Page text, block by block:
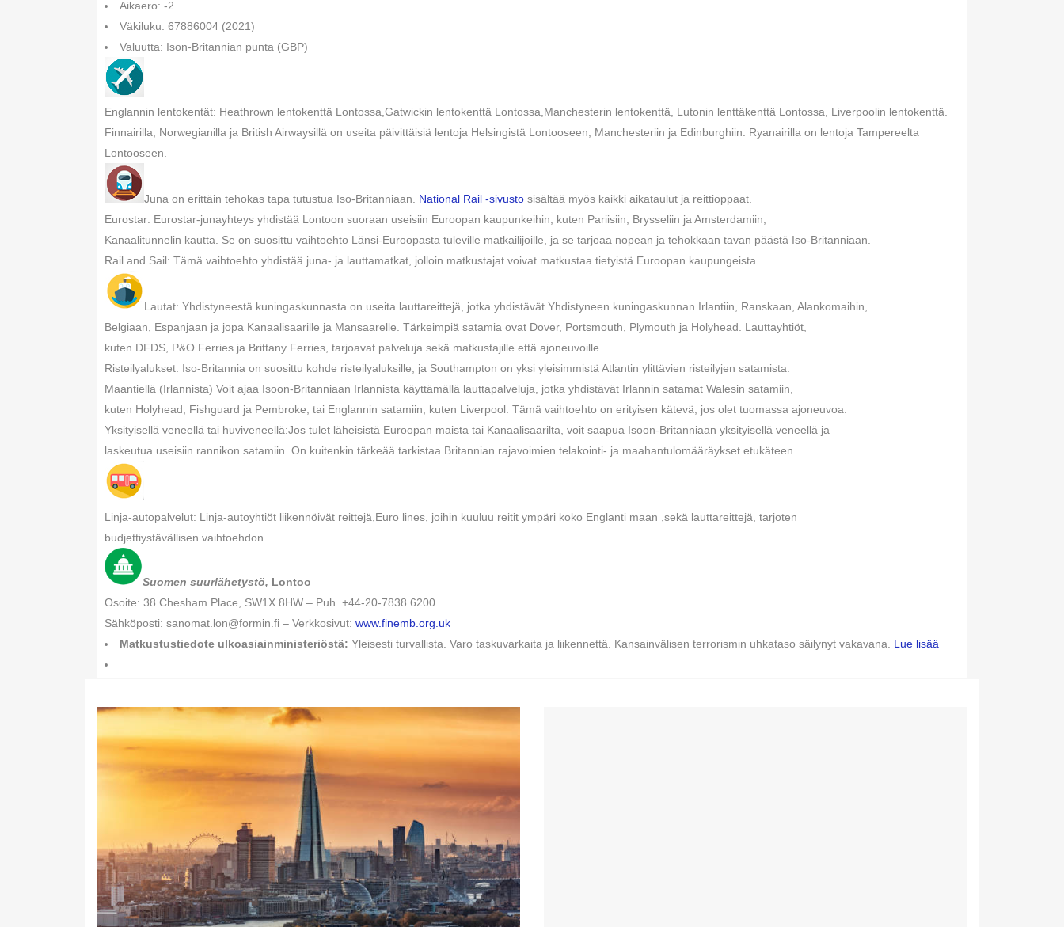
Aikaero: -2
Väkiluku: 67886004 (2021)
Valuutta: Ison-Britannian punta (GBP)
Englannin lentokentät: Heathrown lentokenttä Lontossa,Gatwickin lentokenttä Lontossa,Manchesterin lentokenttä, Lutonin lenttäkenttä Lontossa, Liverpoolin lentokenttä.
Finnairilla, Norwegianilla ja British Airwaysillä on useita päivittäisiä lentoja Helsingistä Lontooseen, Manchesteriin ja Edinburghiin. Ryanairilla on lentoja Tampereelta
Lontooseen.
Juna on erittäin tehokas tapa tutustua Iso-Britanniaan. National Rail -sivusto sisältää myös kaikki aikataulut ja reittioppaat.
Eurostar: Eurostar-junayhteys yhdistää Lontoon suoraan useisiin Euroopan kaupunkeihin, kuten Pariisiin, Brysseliin ja Amsterdamiin,
Kanaalitunnelin kautta. Se on suosittu vaihtoehto Länsi-Euroopasta tuleville matkailijoille, ja se tarjoaa nopean ja tehokkaan tavan päästä Iso-Britanniaan.
Rail and Sail: Tämä vaihtoehto yhdistää juna- ja lauttamatkat, jolloin matkustajat voivat matkustaa tietyistä Euroopan kaupungeista
Lautat: Yhdistyneestä kuningaskunnasta on useita lauttareittejä, jotka yhdistävät Yhdistyneen kuningaskunnan Irlantiin, Ranskaan, Alankomaihin,
Belgiaan, Espanjaan ja jopa Kanaalisaarille ja Mansaarelle. Tärkeimpiä satamia ovat Dover, Portsmouth, Plymouth ja Holyhead. Lauttayhtiöt,
kuten DFDS, P&O Ferries ja Brittany Ferries, tarjoavat palveluja sekä matkustajille että ajoneuvoille.
Risteilyalukset: Iso-Britannia on suosittu kohde risteilyaluksille, ja Southampton on yksi yleisimmistä Atlantin ylittävien risteilyjen satamista.
Maantiellä (Irlannista) Voit ajaa Isoon-Britanniaan Irlannista käyttämällä lauttapalveluja, jotka yhdistävät Irlannin satamat Walesin satamiin,
kuten Holyhead, Fishguard ja Pembroke, tai Englannin satamiin, kuten Liverpool. Tämä vaihtoehto on erityisen kätevä, jos olet tuomassa ajoneuvoa.
Yksityisellä veneellä tai huviveneellä:Jos tulet läheisistä Euroopan maista tai Kanaalisaarilta, voit saapua Isoon-Britanniaan yksityisellä veneellä ja
laskeutua useisiin rannikon satamiin. On kuitenkin tärkeää tarkistaa Britannian rajavoimien telakointi- ja maahantulomääräykset etukäteen.
Linja-autopalvelut: Linja-autoyhtiöt liikennöivät reittejä,Euro lines, joihin kuuluu reitit ympäri koko Englanti maan ,sekä lauttareittejä, tarjoten
budjettiystävällisen vaihtoehdon
Suomen suurlähetystö, Lontoo
Osoite: 38 Chesham Place, SW1X 8HW – Puh. +44-20-7838 6200
Sähköposti: sanomat.lon@formin.fi – Verkkosivut: www.finemb.org.uk
Matkustustiedote ulkoasiainministeriöstä: Yleisesti turvallista. Varo taskuvarkaita ja liikennettä. Kansainvälisen terrorismin uhkataso säilynyt vakavana. Lue lisää